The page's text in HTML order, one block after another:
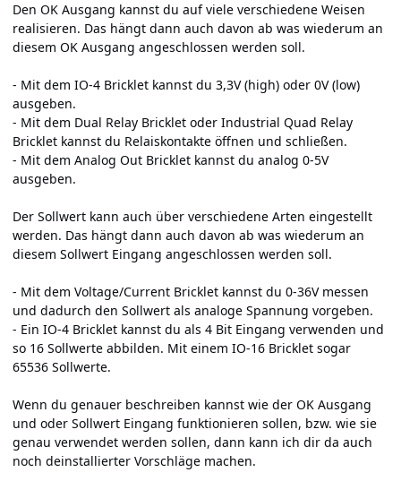
Den OK Ausgang kannst du auf viele verschiedene Weisen
realisieren. Das hängt dann auch davon ab was wiederum an
diesem OK Ausgang angeschlossen werden soll.
- Mit dem IO-4 Bricklet kannst du 3,3V (high) oder 0V (low)
ausgeben.
- Mit dem Dual Relay Bricklet oder Industrial Quad Relay
Bricklet kannst du Relaiskontakte öffnen und schließen.
- Mit dem Analog Out Bricklet kannst du analog 0-5V
ausgeben.
Der Sollwert kann auch über verschiedene Arten eingestellt
werden. Das hängt dann auch davon ab was wiederum an
diesem Sollwert Eingang angeschlossen werden soll.
- Mit dem Voltage/Current Bricklet kannst du 0-36V messen
und dadurch den Sollwert als analoge Spannung vorgeben.
- Ein IO-4 Bricklet kannst du als 4 Bit Eingang verwenden und
so 16 Sollwerte abbilden. Mit einem IO-16 Bricklet sogar
65536 Sollwerte.
Wenn du genauer beschreiben kannst wie der OK Ausgang
und oder Sollwert Eingang funktionieren sollen, bzw. wie sie
genau verwendet werden sollen, dann kann ich dir da auch
noch deinstallierter Vorschläge machen.